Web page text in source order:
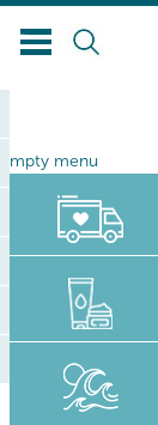
empty menu